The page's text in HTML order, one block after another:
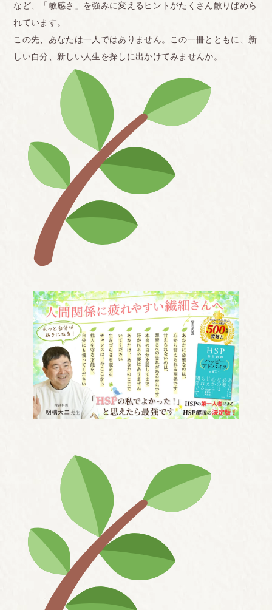
など、「敏感さ」を強みに変えるヒントがたくさん散りばめら
れています。
この先、あなたは一人ではありません。この一冊とともに、新
しい自分、新しい人生を探しに出かけてみませんか。